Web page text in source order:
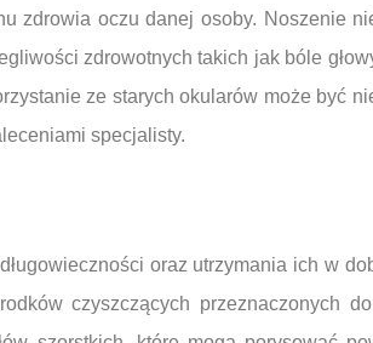
oczu danej osoby. Noszenie
zdrowotnych takich jak bóle
ze starych okularów może być
specjalisty.
oraz utrzymania ich w
czyszczących przeznaczonych